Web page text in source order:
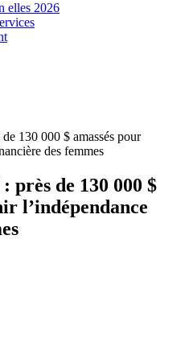
elles 2026
130 000 $ amassés pour
des femmes
près de 130 000 $
l’indépendance